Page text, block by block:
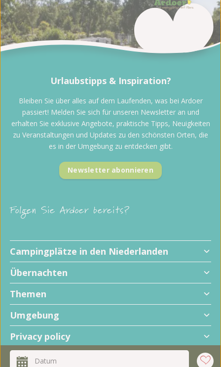
+
−
Datum
Folgen Sie Ardoer bereits?
Campingplätze in den Niederlanden
Übernachten
Themen
Umgebung
Privacy policy
Urlaubstipps & Inspiration?
Bleiben Sie über alles auf dem Laufenden, was bei Ardoer
passiert! Melden Sie sich für unseren Newsletter an und
erhalten Sie exklusive Angebote, praktische Tipps, Neuigkeiten
zu Veranstaltungen und Updates zu den schönsten Orten, die
es in der Umgebung zu entdecken gibt.
Newsletter abonnieren